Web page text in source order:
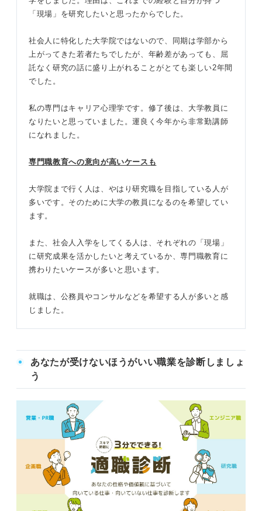
「現場」を研究したいと思ったからでした。
社会人に特化した大学院ではないので、同期は学部から
上がってきた若者たちでしたが、年齢差があっても、屈
託なく研究の話に盛り上がれることがとても楽しい2年間
でした。
私の専門はキャリア心理学です。修了後は、大学教員に
なりたいと思っていました。運良く今年から非常勤講師
になれました。
専門職教育への意向が高いケースも
大学院まで行く人は、やはり研究職を目指している人が
多いです。そのために大学の教員になるのを希望してい
ます。
また、社会人入学をしてくる人は、それぞれの「現場」
に研究成果を活かしたいと考えているか、専門職教育に
携わりたいケースが多いと思います。
就職は、公務員やコンサルなどを希望する人が多いと感
じました。
あなたが受けないほうがいい職業を診断しましょ
う